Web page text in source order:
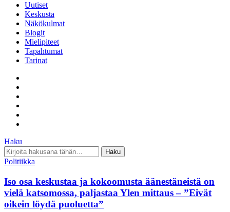
Uutiset
Keskusta
Näkökulmat
Blogit
Mielipiteet
Tapahtumat
Tarinat
Haku
Hae
Haku
Politiikka
Iso osa keskustaa ja kokoomusta äänestäneistä on
vielä katsomossa, paljastaa Ylen mittaus – ”Eivät
oikein löydä puoluetta”